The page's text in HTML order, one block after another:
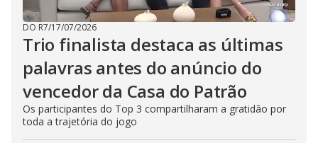
DO R7/17/07/2026
Trio finalista destaca as últimas
palavras antes do anúncio do
vencedor da Casa do Patrão
Os participantes do Top 3 compartilharam a gratidão por
toda a trajetória do jogo